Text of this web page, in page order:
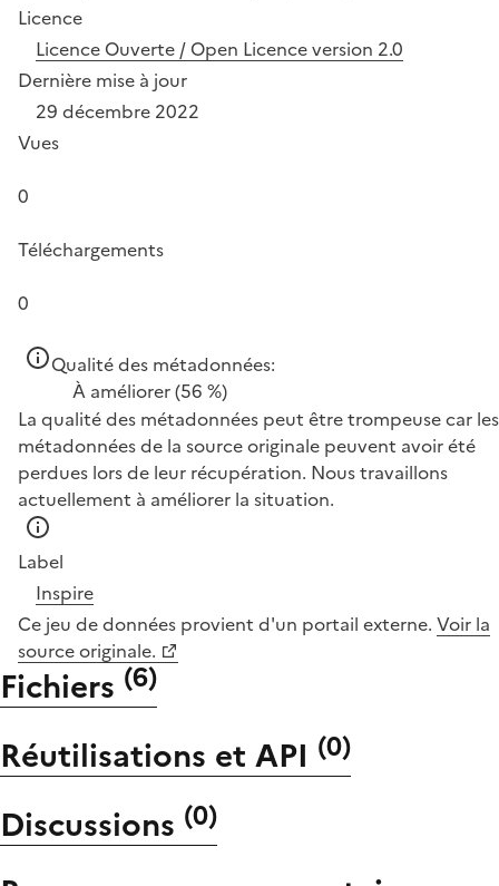
Licence
Licence Ouverte / Open Licence version 2.0
Dernière mise à jour
29 décembre 2022
Vues
0
Téléchargements
0
Qualité des métadonnées:
À améliorer(56 %)
La qualité des métadonnées peut être trompeuse car les
métadonnées de la source originale peuvent avoir été
perdues lors de leur récupération. Nous travaillons
actuellement à améliorer la situation.
Label
Inspire
Ce jeu de données provient d'un portail externe. Voir la
source originale.
Fichiers (6)
Réutilisations et API (0)
Discussions (0)